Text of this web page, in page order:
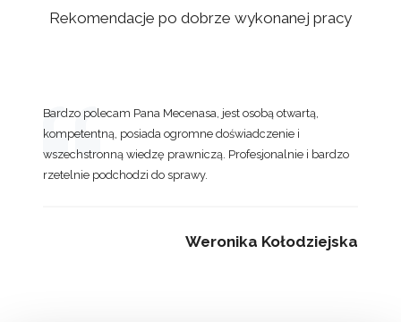
Rekomendacje po dobrze wykonanej pracy
Bardzo polecam Pana Mecenasa, jest osobą otwartą,
kompetentną, posiada ogromne doświadczenie i
wszechstronną wiedzę prawniczą. Profesjonalnie i bardzo
rzetelnie podchodzi do sprawy.
Weronika Kołodziejska